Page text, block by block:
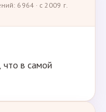
6964 · с 2009 г.
что в самой